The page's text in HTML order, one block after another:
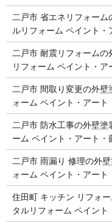
二戸市 省エネリフォー
ルリフォーム ペイント・
二戸市 耐震リフォーム
リフォーム ペイント・ア
二戸市 間取り変更の外
ォーム ペイント・アート
二戸市 防水工事の外壁
ーム ペイント・アート・
二戸市 雨漏り 修理の外
ォーム ペイント・アート
住田町 キッチン リフォ
タルリフォーム ペイント